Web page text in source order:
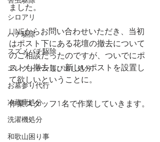
シロアリ
ハチ駆除
スズメバチ駆除
エレクトーン運び出し処分
お墓参り代行
冷蔵庫処分
洗濯機処分
和歌山困り事
ました。
LINEからお問い合わせいただき、当初
はポスト下にある花壇の撤去について
のご相談だったのですが、ついでにポ
ストも撤去し、新しいポストを設置し
て欲しいということに。
作業スタッフ1名で作業していきます。